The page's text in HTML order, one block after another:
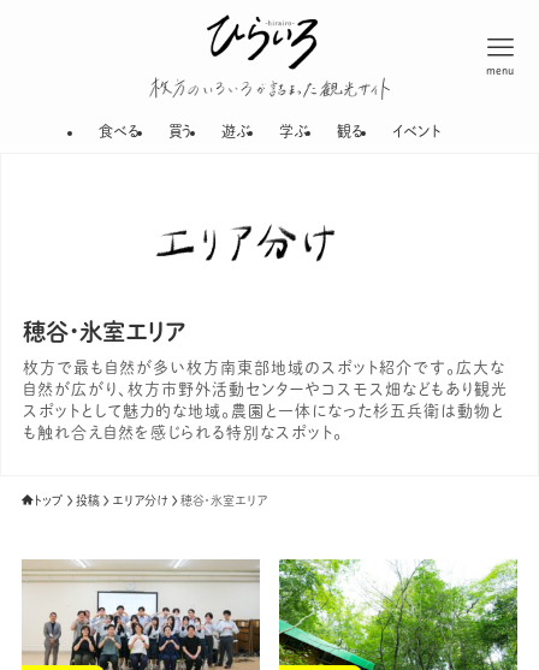
menu
食べる 買う 遊ぶ 学ぶ 観る イベント
穂谷・氷室エリア
枚方で最も自然が多い枚方南東部地域のスポット紹介です。広大な
自然が広がり、枚方市野外活動センターやコスモス畑などもあり観光
スポットとして魅力的な地域。農園と一体になった杉五兵衛は動物と
も触れ合え自然を感じられる特別なスポット。
トップ 投稿 エリア分け 穂谷・氷室エリア